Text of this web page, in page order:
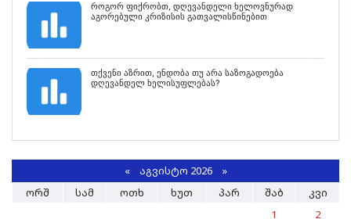
როგორ ფიქრობთ, დღევანდელი ხელოვნურად
აგორებული კრიზისის გათვალისწინებით
თქვენი აზრით, ენდობა თუ არა საზოგადოება
დღევანდელ ხელისუფლებას?
«ᲐᲒᲕᲘᲡᲢᲝ 2026 »
ᲝᲠᲨ
ᲡᲐᲛ ᲝᲗᲮ ᲮᲣᲗ ᲞᲐᲠ ᲨᲐᲑ
ᲙᲕᲘ
1
2